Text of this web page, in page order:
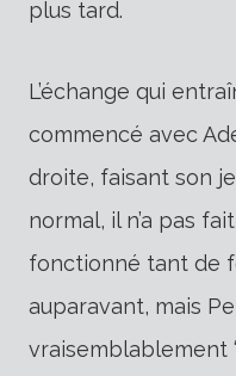
plus tard.
L’échange qui
commencé avec
droite, faisant son
normal, il n’a pas
fonctionné tant de
auparavant, mais
vraisemblablement